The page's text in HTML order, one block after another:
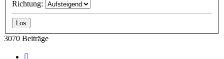
Richtung:
3070 Beiträge